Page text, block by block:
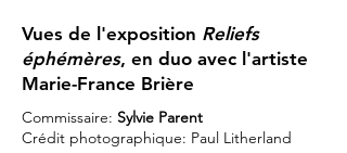
Vues de l'exposition Reliefs
éphémères, en duo avec l'artiste
Marie-France Brière
Commissaire: Sylvie Parent
Crédit photographique: Paul Litherland